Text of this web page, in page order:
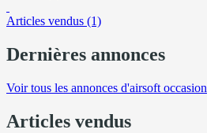
Articles vendus (1)
Dernières annonces
Voir tous les annonces d'airsoft occasion
Articles vendus